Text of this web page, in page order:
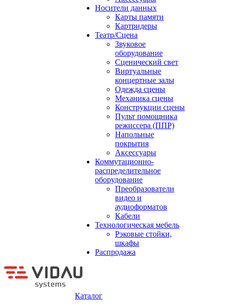
Носители данных
Карты памяти
Картридеры
Театр/Сцена
Звуковое
оборудование
Сценический свет
Виртуальные
концертные залы
Одежда сцены
Механика сцены
Конструкции сцены
Пульт помощника
режиссера (ППР)
Напольные
покрытия
Аксессуары
Коммутационно-
распределительное
оборудование
Преобразователи
видео и
аудиоформатов
Кабели
Технологическая мебель
Рэковые стойки,
шкафы
Распродажа
Каталог